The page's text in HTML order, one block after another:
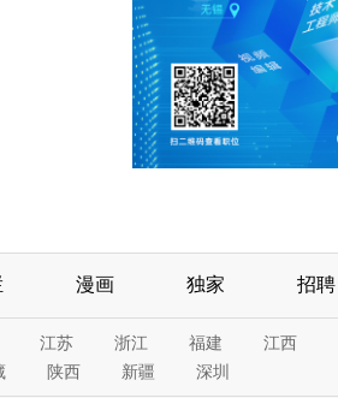
漫画 独家 招聘
江苏 浙江 福建 江西
陕西 新疆 深圳